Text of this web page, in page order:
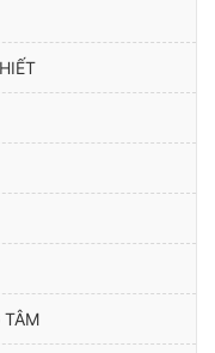
giặt đồ, lau dọn nhà
TÂM